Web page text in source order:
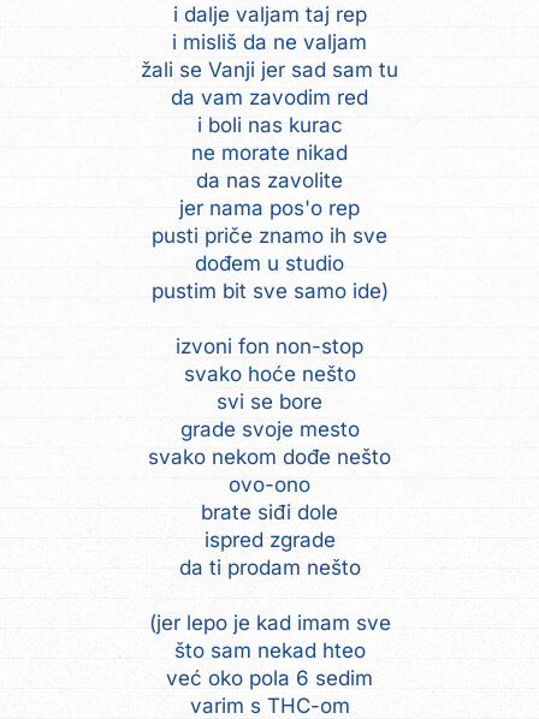
i dalje valjam taj rep
i misliš da ne valjam
žali se Vanji jer sad sam tu
da vam zavodim red
i boli nas kurac
ne morate nikad
da nas zavolite
jer nama pos'o rep
pusti priče znamo ih sve
dođem u studio
pustim bit sve samo ide)
izvoni fon non-stop
svako hoće nešto
svi se bore
grade svoje mesto
svako nekom dođe nešto
ovo-ono
brate siđi dole
ispred zgrade
da ti prodam nešto
(jer lepo je kad imam sve
što sam nekad hteo
već oko pola 6 sedim
varim s THC-om